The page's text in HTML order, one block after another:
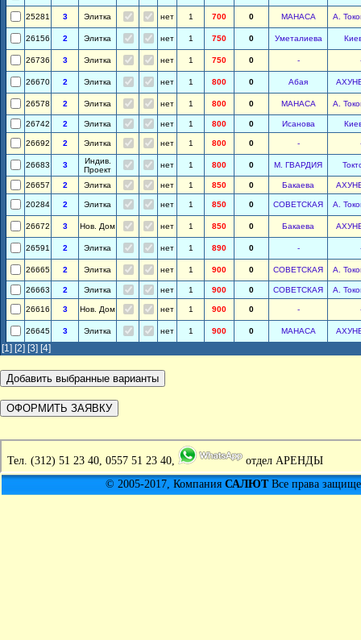
25281 3 Элитка нет 1 700 0 МАНАСА А.
26156 2 Элитка нет 1 750 0 Уметалиева
26736 3 Элитка нет 1 750 0 -
26670 2 Элитка нет 1 800 0 Абая
26578 2 Элитка нет 1 800 0 МАНАСА А.
26742 2 Элитка нет 1 800 0 Исанова
26692 2 Элитка нет 1 800 0 -
26683 3
Индив.
Проект
нет 1 800 0 М. ГВАРДИЯ
26657 2 Элитка нет 1 850 0 Бакаева
20284 2 Элитка нет 1 850 0 СОВЕТСКАЯ А.
26672 3 Нов. Дом нет 1 850 0 Бакаева
26591 2 Элитка нет 1 890 0 -
26665 2 Элитка нет 1 900 0 СОВЕТСКАЯ А.
26663 2 Элитка нет 1 900 0 СОВЕТСКАЯ А.
26616 3 Нов. Дом нет 1 900 0 -
26645 3 Элитка нет 1 900 0 МАНАСА
[1] [2] [3] [4]
Тел. (312) 51 23 40, 0557 51 23 40,
отдел АРЕНДЫ
© 2005-2017, Компания САЛЮТВсе права